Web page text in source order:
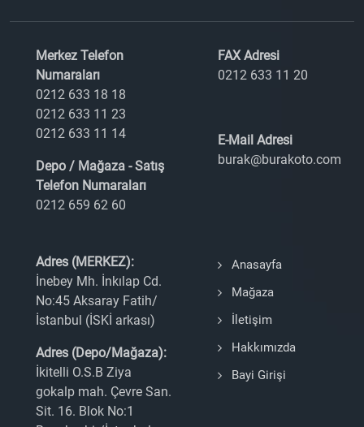
Merkez Telefon
Numaraları
0212 633 18 18
0212 633 11 23
0212 633 11 14
Depo / Mağaza - Satış
Telefon Numaraları
0212 659 62 60
FAX Adresi
0212 633 11 20
E-Mail Adresi
burak@burakoto.com
Adres (MERKEZ):
İnebey Mh. İnkılap Cd.
No:45 Aksaray Fatih/
İstanbul (İSKİ arkası)
Adres (Depo/Mağaza):
İkitelli O.S.B Ziya
gokalp mah. Çevre San.
Sit. 16. Blok No:1
Anasayfa
Mağaza
İletişim
Hakkımızda
Bayi Girişi